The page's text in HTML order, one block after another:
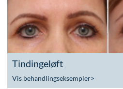
Tindingeløft
Vis behandlingseksempler>